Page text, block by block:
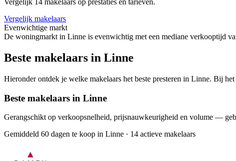
Vergelijk 14 makelaars op prestaties en tarieven.
Vergelijk makelaars
Evenwichtige markt
De woningmarkt in Linne is evenwichtig met een mediane verkooptijd
Beste makelaars in Linne
Hieronder ontdek je welke makelaars het beste presteren in Linne. Bij
Beste makelaars in Linne
Gerangschikt op verkoopsnelheid, prijsnauwkeurigheid en volume —
Gemiddeld 60 dagen te koop in Linne · 14 actieve makelaars